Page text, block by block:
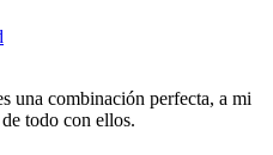
una combinación perfecta, a mi
todo con ellos.